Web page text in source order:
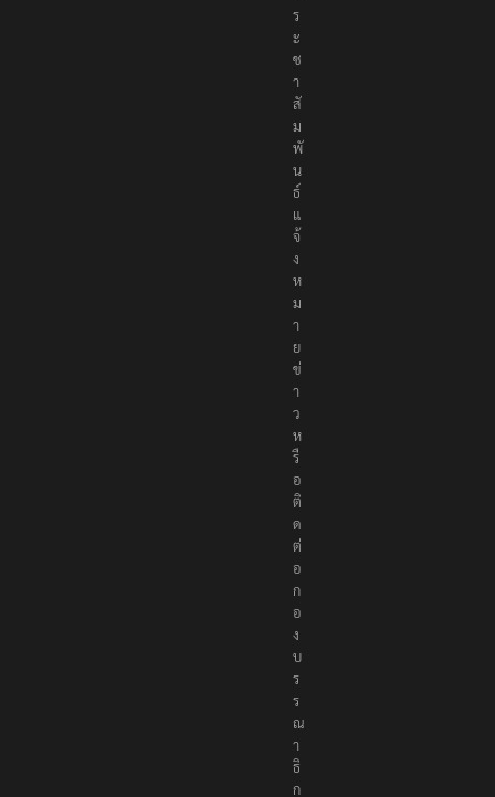
ช
า
สั
ม
พั
น
ธ์
แ
จ้
ง
ห
ม
า
ย
ข่
า
ว
ห
รื
อ
ติ
ด
ต่
อ
ก
อ
ง
บ
ร
ร
ณ
า
ธิ
ก
า
ร